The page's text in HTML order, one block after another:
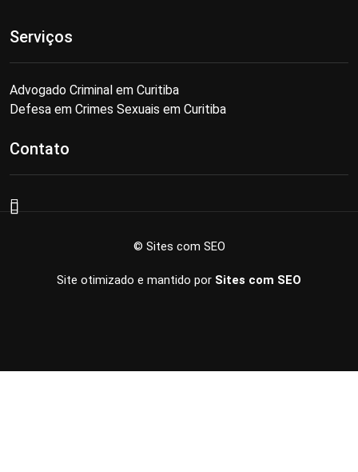
Serviços
Advogado Criminal em Curitiba
Defesa em Crimes Sexuais em Curitiba
Contato
© Sites com SEO
Site otimizado e mantido por Sites com SEO